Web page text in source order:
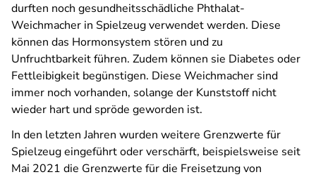
durften noch gesundheitsschädliche Phthalat-
Weichmacher in Spielzeug verwendet werden. Diese
können das Hormonsystem stören und zu
Unfruchtbarkeit führen. Zudem können sie Diabetes oder
Fettleibigkeit begünstigen. Diese Weichmacher sind
immer noch vorhanden, solange der Kunststoff nicht
wieder hart und spröde geworden ist.
In den letzten Jahren wurden weitere Grenzwerte für
Spielzeug eingeführt oder verschärft, beispielsweise seit
Mai 2021 die Grenzwerte für die Freisetzung von